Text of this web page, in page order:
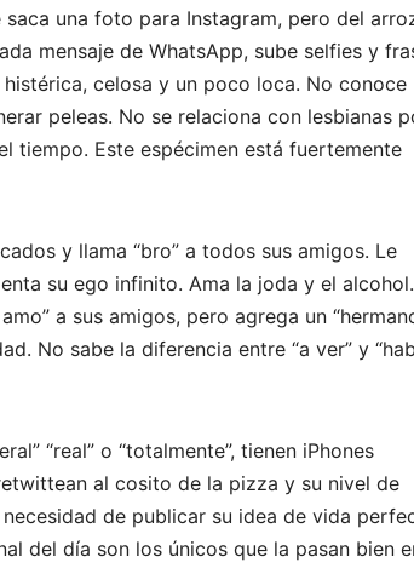
una foto para Instagram, pero del
mensaje de WhatsApp, sube selfies y
celosa y un poco loca. No conoce
peleas. No se relaciona con lesbianas
tiempo. Este espécimen está fuertemente
y llama “bro” a todos sus amigos. Le
su ego infinito. Ama la joda y el
a sus amigos, pero agrega un
No sabe la diferencia entre “a ver” y
“real” o “totalmente”, tienen iPhones
al cosito de la pizza y su nivel de
de publicar su idea de vida
del día son los únicos que la pasan bien